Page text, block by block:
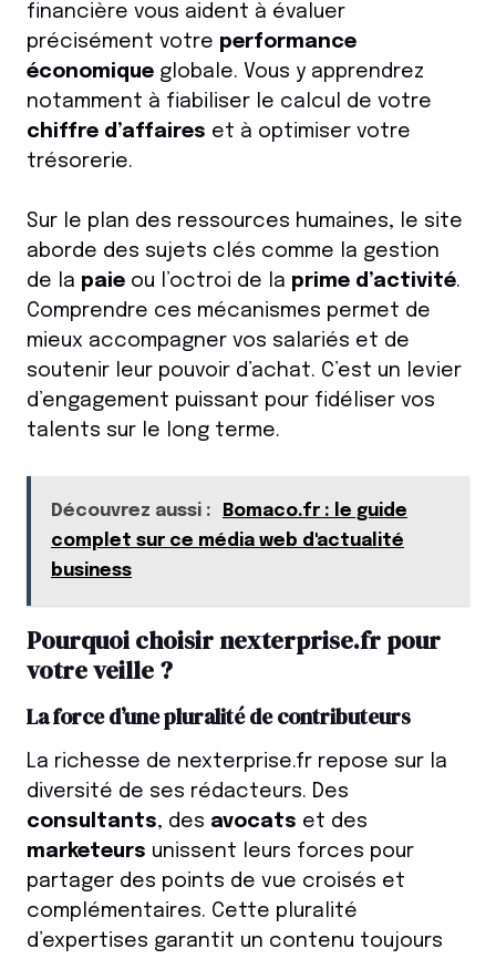
financière vous aident à évaluer
précisément votre performance
économique globale. Vous y apprendrez
notamment à fiabiliser le calcul de votre
chiffre d’affaires et à optimiser votre
trésorerie.
Sur le plan des ressources humaines, le site
aborde des sujets clés comme la gestion
de la paie ou l’octroi de la prime d’activité.
Comprendre ces mécanismes permet de
mieux accompagner vos salariés et de
soutenir leur pouvoir d’achat. C’est un levier
d’engagement puissant pour fidéliser vos
talents sur le long terme.
Découvrez aussi :
Bomaco.fr : le guide
complet sur ce média web d'actualité
business
Pourquoi choisir nexterprise.fr pour
votre veille ?
La force d’une pluralité de contributeurs
La richesse de nexterprise.fr repose sur la
diversité de ses rédacteurs. Des
consultants, des avocats et des
marketeurs unissent leurs forces pour
partager des points de vue croisés et
complémentaires. Cette pluralité
d’expertises garantit un contenu toujours